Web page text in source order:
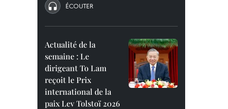
ÉCOUTER
Actualité de la
semaine : Le
dirigeant To Lam
reçoit le Prix
international de la
paix Lev Tolstoï 2026